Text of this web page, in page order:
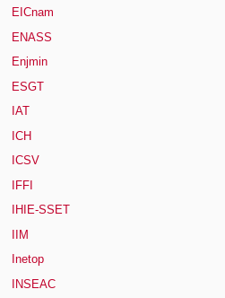
EICnam
ENASS
Enjmin
ESGT
IAT
ICH
ICSV
IFFI
IHIE-SSET
IIM
Inetop
INSEAC